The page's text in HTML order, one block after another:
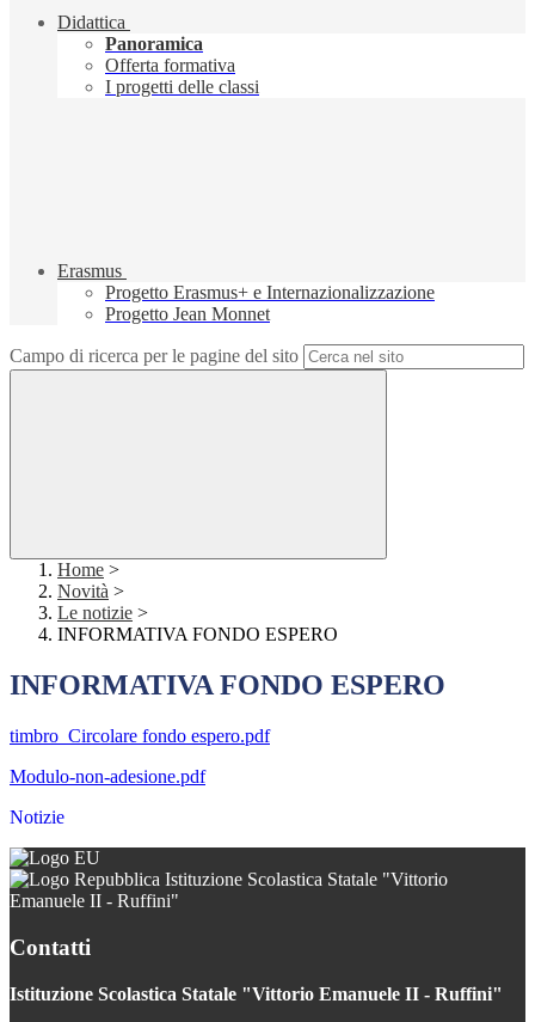
Didattica
Panoramica
Offerta formativa
I progetti delle classi
Erasmus
Progetto Erasmus+ e Internazionalizzazione
Progetto Jean Monnet
Campo di ricerca per le pagine del sito
Home >
Novità >
Le notizie >
INFORMATIVA FONDO ESPERO
INFORMATIVA FONDO ESPERO
timbro_Circolare fondo espero.pdf
Modulo-non-adesione.pdf
Notizie
Istituzione Scolastica Statale "Vittorio
Emanuele II - Ruffini"
Contatti
Istituzione Scolastica Statale "Vittorio Emanuele II - Ruffini"